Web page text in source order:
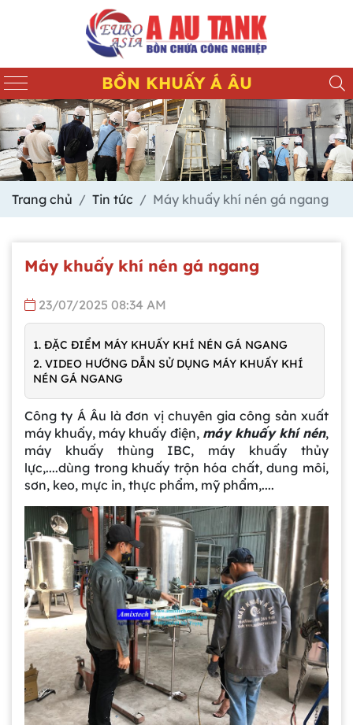
BỒN KHUẤY Á ÂU
Trang chủ Tin tức Máy khuấy khí nén gá ngang
Máy khuấy khí nén gá ngang
23/07/2025 08:34 AM
1. ĐẶC ĐIỂM MÁY KHUẤY KHÍ NÉN GÁ NGANG
2. VIDEO HƯỚNG DẪN SỬ DỤNG MÁY KHUẤY KHÍ
NÉN GÁ NGANG
Công ty Á Âu là đơn vị chuyên gia công sản xuất
máy khuấy, máy khuấy điện, máy khuấy khí nén,
máy khuấy thùng IBC, máy khuấy thủy
lực,....dùng trong khuấy trộn hóa chất, dung môi,
sơn, keo, mực in, thực phẩm, mỹ phẩm,....